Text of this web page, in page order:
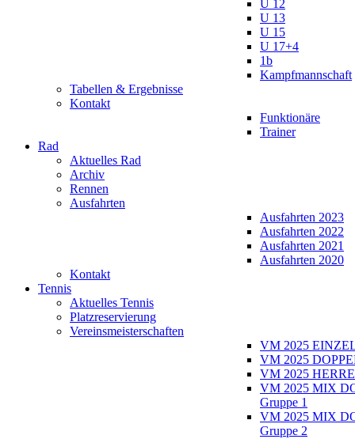
U 12
U 13
U 15
U 17+4
1b
Kampfmannschaft
Tabellen & Ergebnisse
Kontakt
Funktionäre
Trainer
Rad
Aktuelles Rad
Archiv
Rennen
Ausfahrten
Ausfahrten 2023
Ausfahrten 2022
Ausfahrten 2021
Ausfahrten 2020
Kontakt
Tennis
Aktuelles Tennis
Platzreservierung
Vereinsmeisterschaften
VM 2025
VM 2025
VM 2025
VM 2025 MIX
Gruppe 1
VM 2025 MIX
Gruppe 2